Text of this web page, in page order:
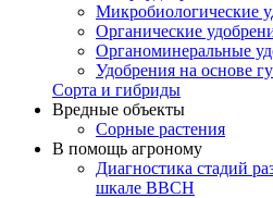
Микробиологические
Органические
Органоминеральные
Удобрения на основе
Сорта и гибриды
Вредные объекты
Сорные растения
В помощь агроному
Диагностика стадий
шкале ВВСН